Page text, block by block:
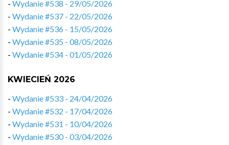
- Wydanie #538 - 29/05/2026
- Wydanie #537 - 22/05/2026
- Wydanie #536 - 15/05/2026
- Wydanie #535 - 08/05/2026
- Wydanie #534 - 01/05/2026
KWIECIEŃ 2026
- Wydanie #533 - 24/04/2026
- Wydanie #532 - 17/04/2026
- Wydanie #531 - 10/04/2026
- Wydanie #530 - 03/04/2026